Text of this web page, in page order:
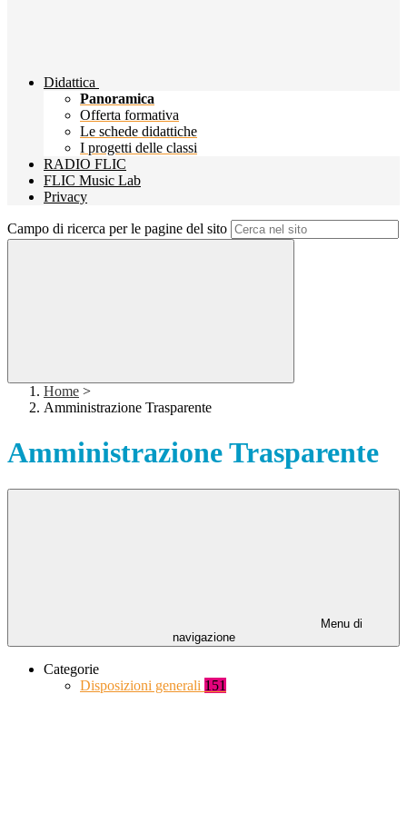
Didattica
Panoramica
Offerta formativa
Le schede didattiche
I progetti delle classi
RADIO FLIC
FLIC Music Lab
Privacy
Campo di ricerca per le pagine del sito
Home >
Amministrazione Trasparente
Amministrazione Trasparente
Menu di
navigazione
Categorie
Disposizioni generali 151